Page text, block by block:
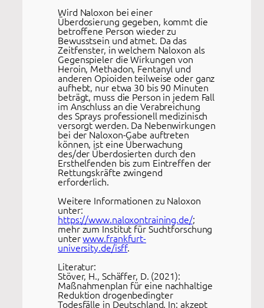
Wird Naloxon bei einer
Überdosierung gegeben, kommt die
betroffene Person wieder zu
Bewusstsein und atmet. Da das
Zeitfenster, in welchem Naloxon als
Gegenspieler die Wirkungen von
Heroin, Methadon, Fentanyl und
anderen Opioiden teilweise oder ganz
aufhebt, nur etwa 30 bis 90 Minuten
beträgt, muss die Person in jedem Fall
im Anschluss an die Verabreichung
des Sprays professionell medizinisch
versorgt werden. Da Nebenwirkungen
bei der Naloxon-Gabe auftreten
können, ist eine Überwachung
des/der Überdosierten durch den
Ersthelfenden bis zum Eintreffen der
Rettungskräfte zwingend
erforderlich.
Weitere Informationen zu Naloxon
unter:
https://www.naloxontraining.de/;
mehr zum Institut für Suchtforschung
unterwww.frankfurt-
university.de/isff.
Literatur:
Stöver, H., Schäffer, D. (2021):
Maßnahmenplan für eine nachhaltige
Reduktion drogenbedingter
Todesfälle in Deutschland. In: akzept